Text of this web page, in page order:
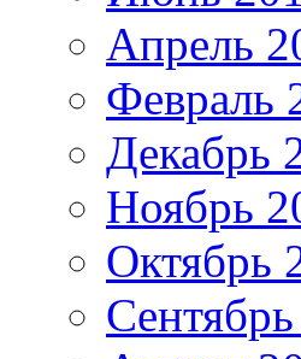
Апрель
Февраль
Декабрь
Ноябрь
Октябрь